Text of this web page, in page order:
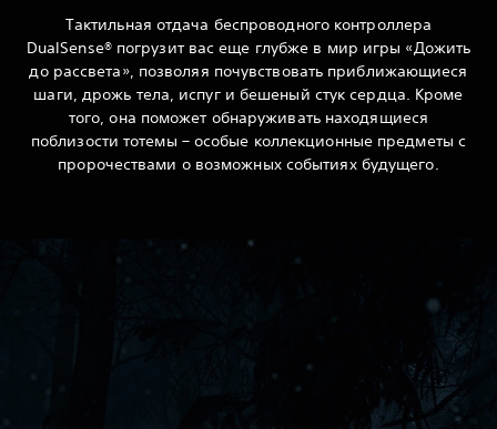
Тактильная отдача беспроводного контроллера
DualSense® погрузит вас еще глубже в мир игры «Дожить
до рассвета», позволяя почувствовать приближающиеся
шаги, дрожь тела, испуг и бешеный стук сердца. Кроме
того, она поможет обнаруживать находящиеся
поблизости тотемы – особые коллекционные предметы с
пророчествами о возможных событиях будущего.